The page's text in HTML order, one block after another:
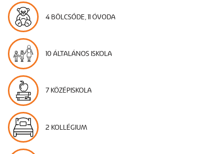
4 BÖLCSŐDE, 11 ÓVODA
10 ÁLTALÁNOS ISKOLA
7 KÖZÉPISKOLA
2 KOLLÉGIUM